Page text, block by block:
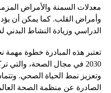
معدلات السمنة والأمراض
وأمراض القلب. كما يمكن أن
الدراسي وزيادة النشاط البدني
تعتبر هذه المبادرة خطوة مهمة
2030 في مجال الصحة،
وتعزيز نمط الحياة الصحي.
الصادرة عن منظمة الصحة